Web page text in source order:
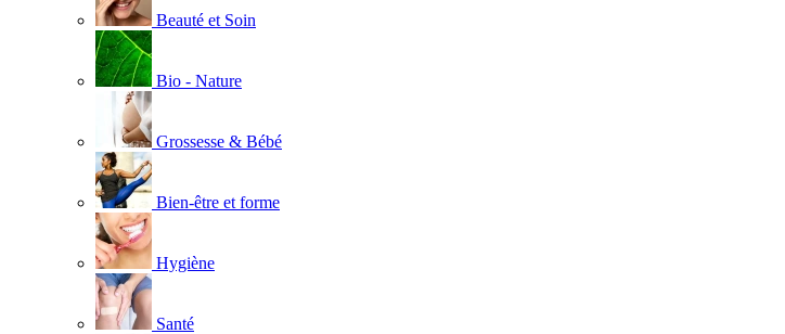
Beauté et Soin
Bio - Nature
Grossesse & Bébé
Bien-être et forme
Hygiène
Santé